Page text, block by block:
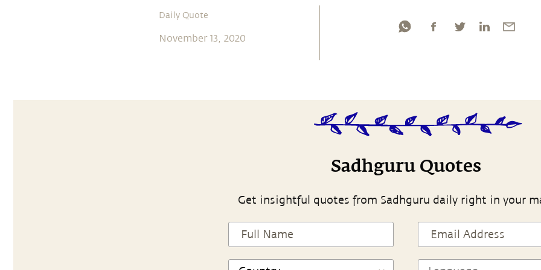
Daily Quote
November 13, 2020
Sadhguru Quotes
Get insightful quotes from Sadhguru daily right in your